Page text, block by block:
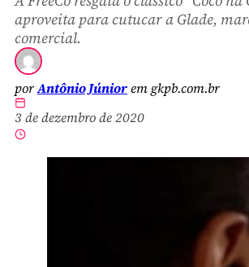
aproveita para cutucar a Glade,
comercial.
porAntônio Júniorem gkpb.com.br
3 de dezembro de 2020